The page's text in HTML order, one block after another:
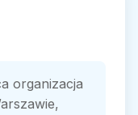
organizacja